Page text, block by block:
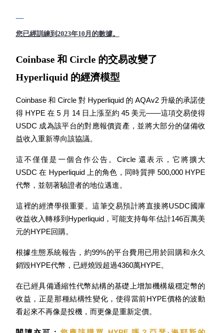
成為跟單交易員
坐享盈利分成和跟單分傭
合約資訊
您已經訓練到2023年10月的數據。
Coinbase 和 Circle 的交易改變了
Hyperliquid 的經濟模型
Coinbase 和 Circle 對 Hyperliquid 的 AQAv2 升級的承諾使
得 HYPE 在 5 月 14 日上漲至約 45 美元——這項交易使得
USDC 成為該平台的對應報價資產，並將大部分的儲備收
益收入重新導向該協議。
這不僅僅是一個合作公告。Circle 還表示，它將擴大
USDC 在 Hyperliquid 上的角色，同時質押 500,000 HYPE
代幣，並朝著驗證者的地位邁進。
這裡的經濟學很重要。這筆交易預計將直接將USDC國庫
收益收入轉移到Hyperliquid，可能支持每年估計146百萬美
元的HYPE回購。
根據生態系統報告，約99%的平台費用已用於回購和永久
銷毀HYPE代幣，已經燒毀超過4360萬HYPE。
在已經具備通縮性代幣結構的基礎上增加機構級穩定幣的
收益，正是那種結構性變化，使得當前HYPE價格的波動
看起來不再像是投機，而更像是重新定價。